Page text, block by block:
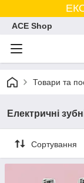
ACE Shop
Товари та
Електричні
Сортування